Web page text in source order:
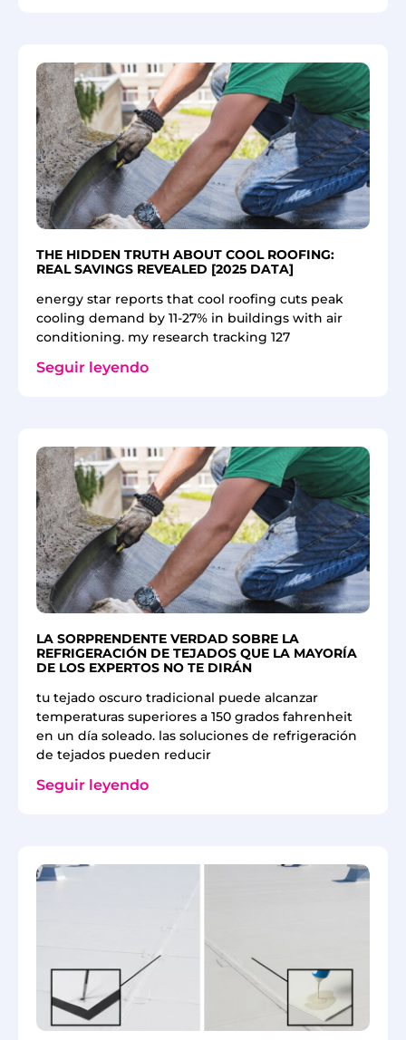
THE HIDDEN TRUTH ABOUT COOL ROOFING:
REAL SAVINGS REVEALED [2025 DATA]
energy star reports that cool roofing cuts peak
cooling demand by 11-27% in buildings with air
conditioning. my research tracking 127
Seguir leyendo
LA SORPRENDENTE VERDAD SOBRE LA
REFRIGERACIÓN DE TEJADOS QUE LA MAYORÍA
DE LOS EXPERTOS NO TE DIRÁN
tu tejado oscuro tradicional puede alcanzar
temperaturas superiores a 150 grados fahrenheit
en un día soleado. las soluciones de refrigeración
de tejados pueden reducir
Seguir leyendo